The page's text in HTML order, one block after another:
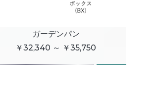
ガーデンパン
￥32,340 ～ ￥35,750